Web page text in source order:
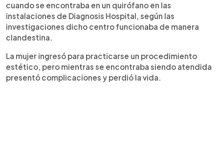
cuando se encontraba en un quirófano en las
instalaciones de Diagnosis Hospital, según las
investigaciones dicho centro funcionaba de manera
clandestina.
La mujer ingresó para practicarse un procedimiento
estético, pero mientras se encontraba siendo atendida
presentó complicaciones y perdió la vida.